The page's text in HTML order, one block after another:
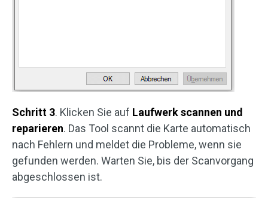
Schritt 3. Klicken Sie auf Laufwerk scannen und
reparieren. Das Tool scannt die Karte automatisch
nach Fehlern und meldet die Probleme, wenn sie
gefunden werden. Warten Sie, bis der Scanvorgang
abgeschlossen ist.